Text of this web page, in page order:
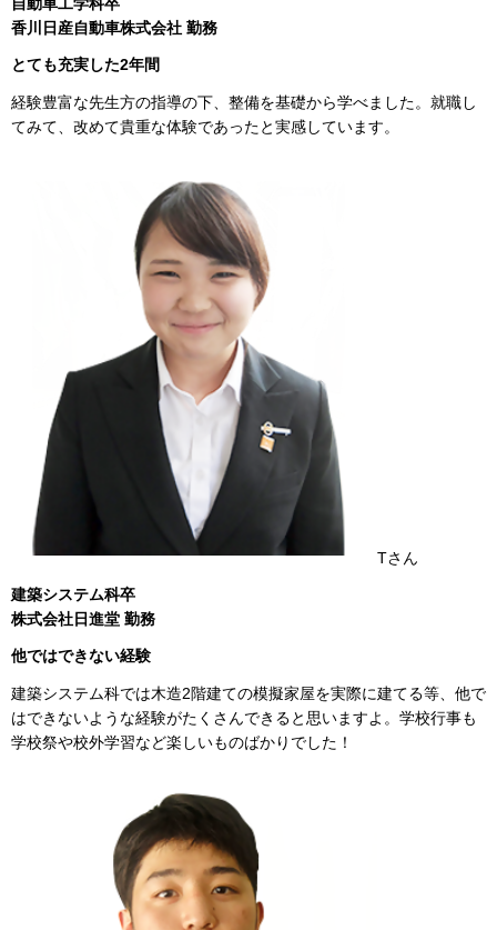
自動車工学科卒
香川日産自動車株式会社 勤務
とても充実した2年間
経験豊富な先生方の指導の下、整備を基礎から学べました。就職し
てみて、改めて貴重な体験であったと実感しています。
Tさん
建築システム科卒
株式会社日進堂 勤務
他ではできない経験
建築システム科では木造2階建ての模擬家屋を実際に建てる等、他で
はできないような経験がたくさんできると思いますよ。学校行事も
学校祭や校外学習など楽しいものばかりでした！